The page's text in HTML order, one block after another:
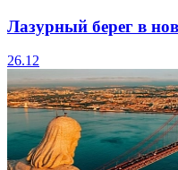
Лазурный берег в
26.12